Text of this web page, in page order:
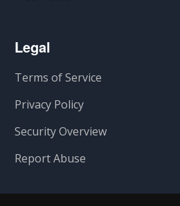
Legal
Terms of Service
Privacy Policy
Security Overview
Report Abuse